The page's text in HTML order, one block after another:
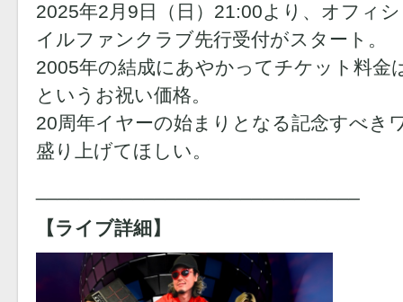
2025年2月9日（日）21:00より、オフィ
イルファンクラブ先行受付がスタート。
2005年の結成にあやかってチケット料金
というお祝い価格。
20周年イヤーの始まりとなる記念すべき
盛り上げてほしい。
【ライブ詳細】